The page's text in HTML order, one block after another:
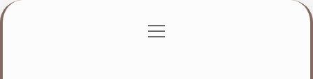
Gizlilik Politikası
menüyü